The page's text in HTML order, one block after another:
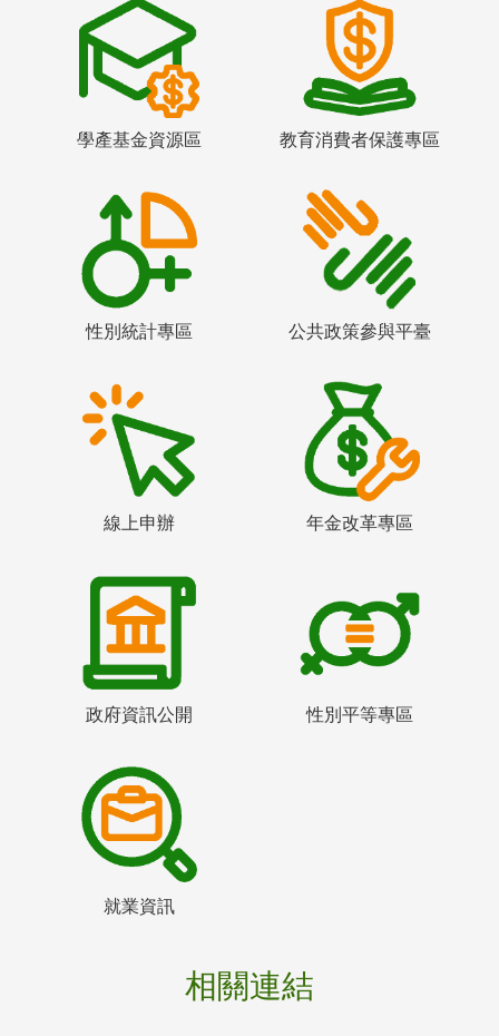
學產基金資源區 教育消費者保護專區
性別統計專區 公共政策參與平臺
線上申辦 年金改革專區
政府資訊公開 性別平等專區
就業資訊
相關連結